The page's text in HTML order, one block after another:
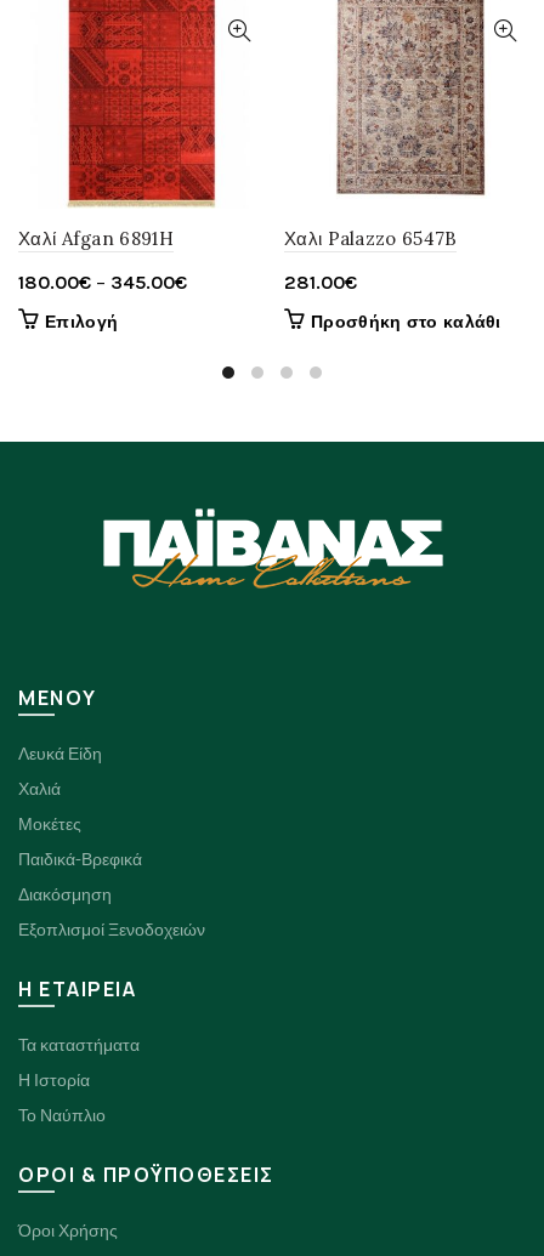
Χαλί Afgan 6891H
180.00€ – 345.00€Price
through
Επιλογή
μπορούν
να
επιλεγούν
Χαλι Palazzo 6547B
281.00€
Προσθήκη στο καλάθι
ΜΕΝΟΥ
Λευκά Είδη
Χαλιά
Μοκέτες
Παιδικά-Βρεφικά
Διακόσμηση
Εξοπλισμοί Ξενοδοχειών
H ΕΤΑΙΡΕΙΑ
Τα καταστήματα
Η Ιστορία
Το Ναύπλιο
ΟΡΟΙ & ΠΡΟΫΠΟΘΕΣΕΙΣ
Όροι Χρήσης